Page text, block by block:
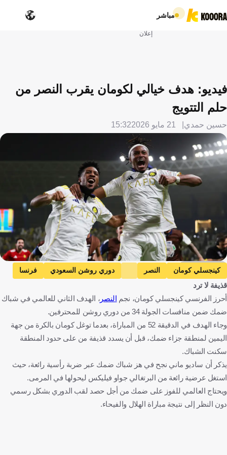
مباشر
إعلان
فيديو: هدف خيالي لكومان يقرب النصر من
حلم التتويج
حسين حمدي 21 مايو 2026 15:32
Getty Images
كينجسلي كومان النصر دوري روشن السعودي
فرنسا
المملكة العربية السعودية
قذيفة لا ترد
أحرز الفرنسي كينجسلي كومان، نجم النصر ، الهدف الثاني للعالمي في شباك
ضمك ضمن منافسات الجولة 34 من دوري روشن للمحترفين.
وجاء الهدف في الدقيقة 52 من المباراة، بعدما توغل كومان بالكرة من جهة
اليمين لمنطقة جزاء ضمك، قبل أن يسدد قذيفة من على حدود المنطقة
سكنت الشباك.
يذكر أن ساديو ماني نجح في هز شباك ضمك عبر ضربة رأسية رائعة، حيث
استغل عرضية رائعة من البرتغالي جواو فيليكس ليحولها في المرمى.
ويحتاج العالمي للفوز على ضمك من أجل حصد لقب الدوري بشكل رسمي
دون النظر إلى نتيجة مباراة الهلال والفيحاء.